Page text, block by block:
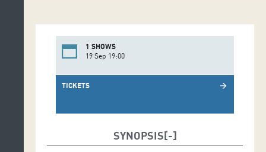
1 SHOWS
19 Sep 19:00
TICKETS arrow_forward
SYNOPSIS